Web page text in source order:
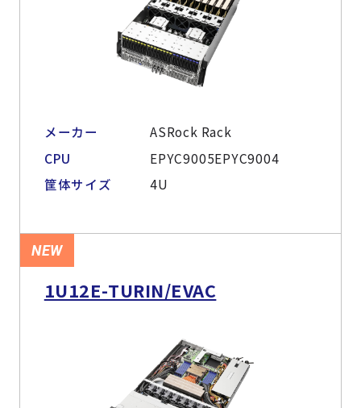
メーカー
ASRock Rack
CPU
EPYC9005EPYC9004
筐体サイズ
4U
NEW
1U12E-TURIN/EVAC